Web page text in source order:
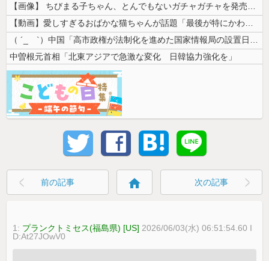
【画像】 ちびまる子ちゃん、とんでもないガチャガチャを発売してしまうｗ...
【動画】愛しすぎるおばかな猫ちゃんが話題「最後が特にかわいいｗ」
（ ´_ゝ`）中国「高市政権が法制化を進めた国家情報局の設置日が7月3...
中曽根元首相「北東アジアで急激な変化 日韓協力強化を」
前の記事 home 次の記事
1: プランクトミセス(福島県) [US] 2026/06/03(水) 06:51:54.60 I
D:At27JOwV0